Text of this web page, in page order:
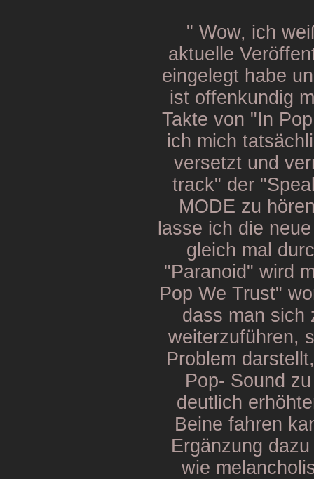
" Wow, ich
aktuelle
eingelegt habe
ist offenkundig
Takte von "In
ich mich
versetzt und
track" der
MODE zu
lasse ich die
gleich mal
"Paranoid" wird
Pop We Trust"
dass man sich
weiterzuführen,
Problem
Pop- Sound
deutlich
Beine fahren
Ergänzung
wie